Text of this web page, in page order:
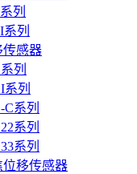
列
系列
传感器
列
系列
C系列
系列
系列
位移传感器